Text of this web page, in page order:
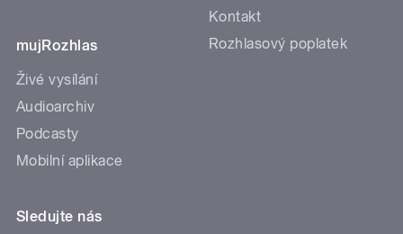
mujRozhlas
Živé vysílání
Audioarchiv
Podcasty
Mobilní aplikace
Kontakt
Rozhlasový poplatek
Sledujte nás